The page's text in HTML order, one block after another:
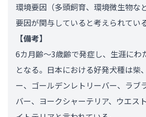
環境要因（多頭飼育、環境微生物な
要因が関与していると考えられている
【備考】
6カ月齢～3歳齢で発症し、生涯にわ
となる。日本における好発犬種は柴
ー、ゴールデンレトリーバー、ラブ
バー、ヨークシャーテリア、ウエス